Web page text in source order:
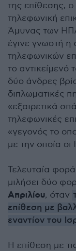
της επίθεσης,
τηλεφωνική
Άμυνας των
έγινε γνωστή
τηλεφωνικών
το αντικείμενό
δύο άνδρες
διπλωματικές
«εξαιρετικά
τηλεφωνικές
«γεγονός το
με την οποία
Τελευταία
μιλήσει δύο
Απριλίου, όταν
επίθεση με
εναντίον του
Η επίθεση με